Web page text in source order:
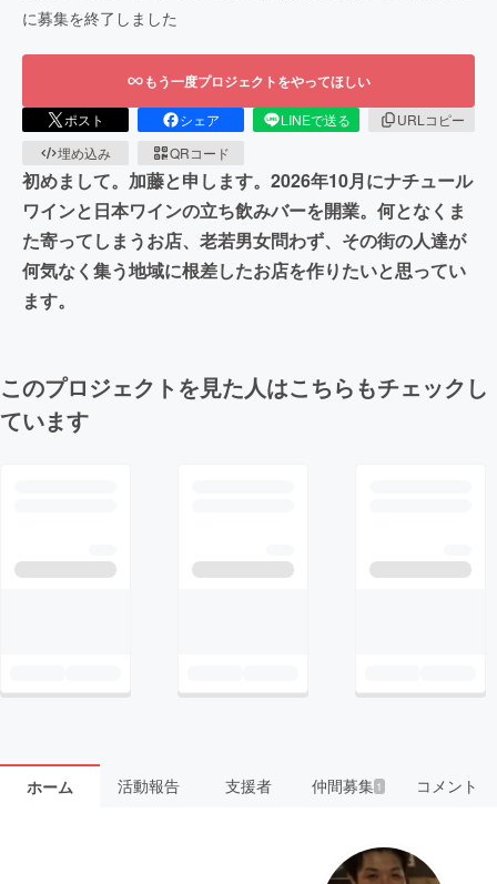
に募集を終了しました
もう一度プロジェクトをやってほしい
ポスト シェア LINEで送る
URLコピー
埋め込み
QRコード
初めまして。加藤と申します。2026年10月にナチュール
ワインと日本ワインの立ち飲みバーを開業。何となくま
た寄ってしまうお店、老若男女問わず、その街の人達が
何気なく集う地域に根差したお店を作りたいと思ってい
ます。
このプロジェクトを見た人はこちらもチェックし
ています
ホーム 活動報告 支援者 仲間募集 1 コメント